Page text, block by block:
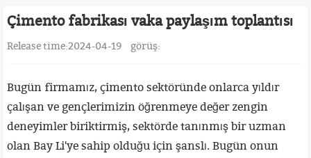
Çimento fabrikası vaka paylaşım toplantısı
Release time:2024-04-19 görüş:
Bugün firmamız, çimento sektöründe onlarca yıldır
çalışan ve gençlerimizin öğrenmeye değer zengin
deneyimler biriktirmiş, sektörde tanınmış bir uzman
olan Bay Li'ye sahip olduğu için şanslı. Bugün onun